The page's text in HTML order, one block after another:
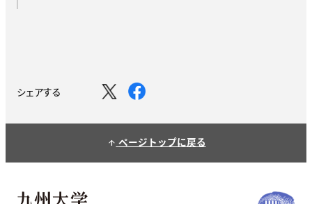
シェアする
arrow_upward ページトップに戻る